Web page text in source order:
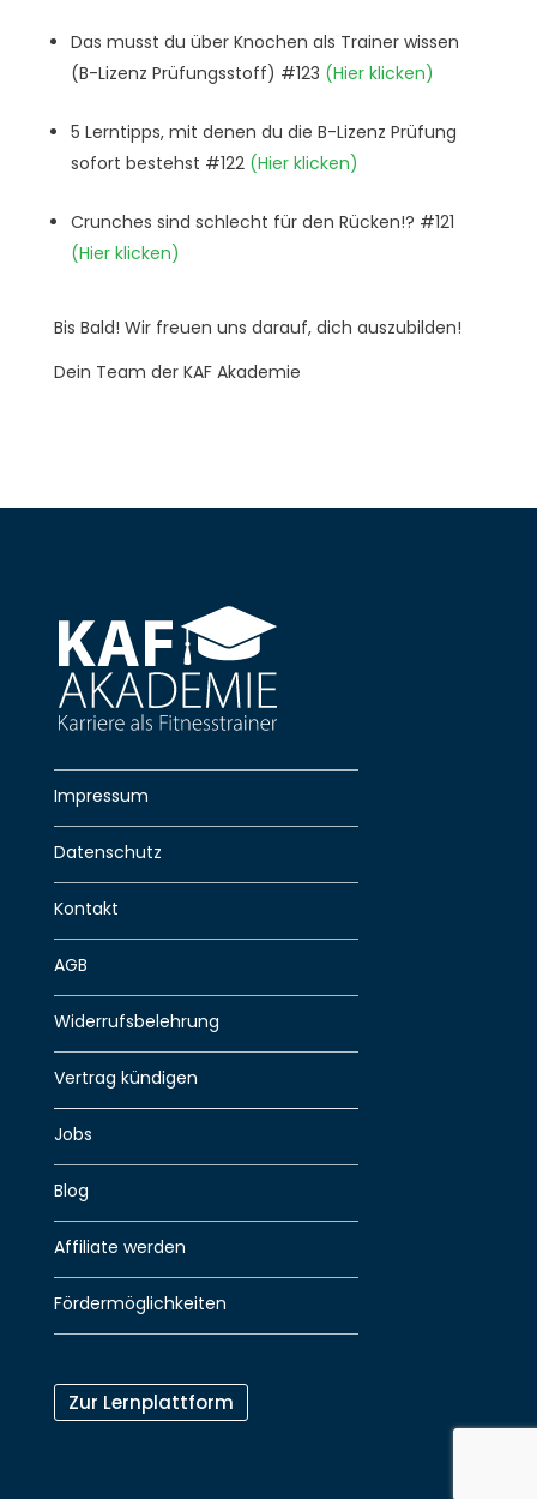
Das musst du über Knochen als Trainer wissen
(B-Lizenz Prüfungsstoff) #123 (Hier klicken)
5 Lerntipps, mit denen du die B-Lizenz Prüfung
sofort bestehst #122 (Hier klicken)
Crunches sind schlecht für den Rücken!? #121
(Hier klicken)
Bis Bald! Wir freuen uns darauf, dich auszubilden!
Dein Team der KAF Akademie
Impressum
Datenschutz
Kontakt
AGB
Widerrufsbelehrung
Vertrag kündigen
Jobs
Blog
Affiliate werden
Fördermöglichkeiten
Zur Lernplattform